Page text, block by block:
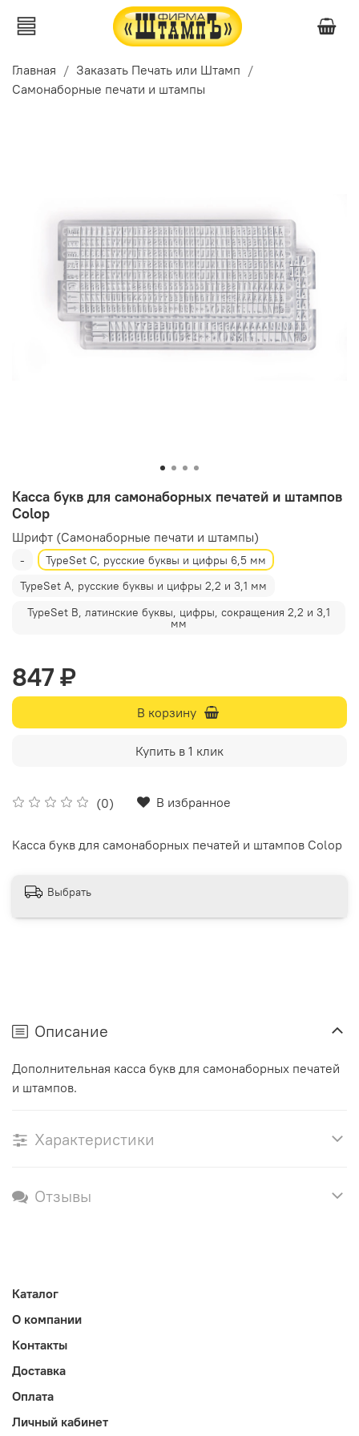
Главная
Заказать Печать или Штамп
Самонаборные печати и штампы
Касса букв для самонаборных печатей и штампов
Colop
(0) В избранное
Шрифт (Самонаборные печати и штампы)
-
TypeSet C, русские буквы и цифры 6,5 мм
TypeSet A, русские буквы и цифры 2,2 и 3,1 мм
TypeSet B, латинские буквы, цифры, сокращения 2,2 и 3,1
мм
847 ₽
В корзину
Купить в 1 клик
Касса букв для самонаборных печатей и штампов Colop
Выбрать
Описание
Дополнительная касса букв для самонаборных печатей
и штампов.
Характеристики
Отзывы
Каталог
О компании
Контакты
Доставка
Оплата
Личный кабинет